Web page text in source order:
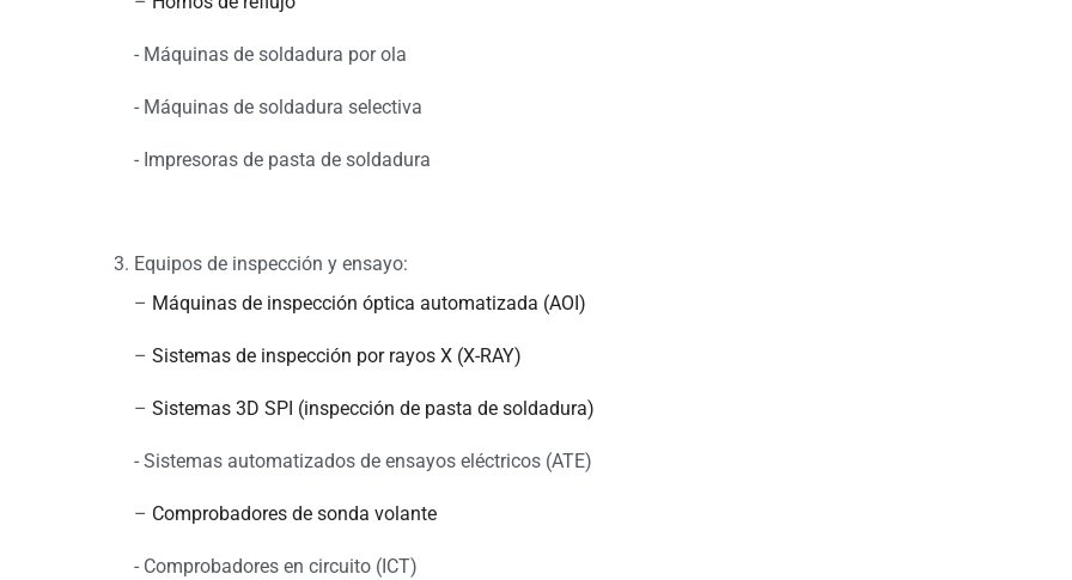
- Máquinas de soldadura por ola
- Máquinas de soldadura selectiva
- Impresoras de pasta de soldadura
Equipos de inspección y ensayo:
– Máquinas de inspección óptica automatizada (AOI)
– Sistemas de inspección por rayos X (X-RAY)
– Sistemas 3D SPI (inspección de pasta de soldadura)
- Sistemas automatizados de ensayos eléctricos (ATE)
– Comprobadores de sonda volante
- Comprobadores en circuito (ICT)